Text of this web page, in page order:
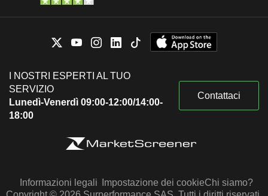
I NOSTRI ESPERTI AL TUO
SERVIZIO
Lunedì-Venerdì 09:00-12:00/14:00-
18:00
Contattaci
Informazioni legali Impostazione dei cookieChi siamo?